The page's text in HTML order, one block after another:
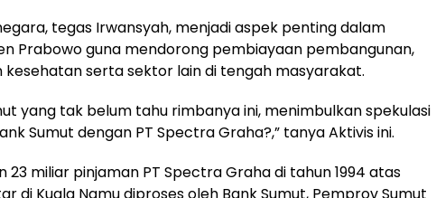
tegas Irwansyah, menjadi aspek penting dalam
Prabowo guna mendorong pembiayaan pembangunan,
kesehatan serta sektor lain di tengah masyarakat.
yang tak belum tahu rimbanya ini, menimbulkan spekulasi
Sumut dengan PT Spectra Graha?,” tanya Aktivis ini.
23 miliar pinjaman PT Spectra Graha di tahun 1994 atas